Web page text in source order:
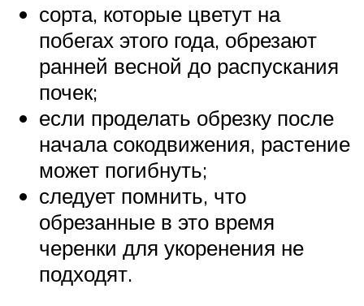
сорта, которые цветут на
побегах этого года, обрезают
ранней весной до распускания
почек;
если проделать обрезку после
начала сокодвижения, растение
может погибнуть;
следует помнить, что
обрезанные в это время
черенки для укоренения не
подходят.